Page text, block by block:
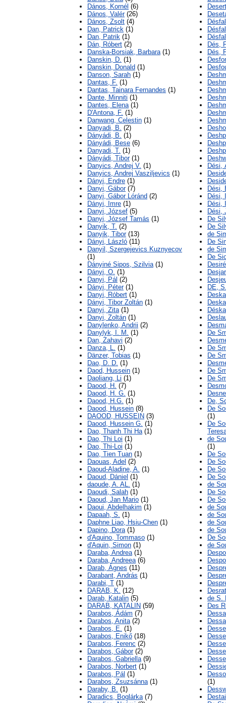
Dános, Kornél (6)
Dános, Valér(26)
Dános, Zsolt (4)
Dan, Patrick (1)
Dan, Patrik (1)
Dán, Róbert (2)
Danska-Borsiak, Barbara(1)
Danskin, D. (1)
Danskin, Donald (1)
Danson, Sarah (1)
Dantas, F. (1)
Dantas, Tainara Fernandes (1)
Dante, Minniti (1)
Dantes, Elena(1)
D'Antona, F. (1)
Danwang, Celestin (1)
Danyadi, B. (2)
Dányádi, B. (1)
Dányádi, Bese (6)
Danyadi, T. (1)
Dányádi, Tibor(1)
Danyics, Andrej V. (1)
Danyics, Andrej Vasziljevics (1)
Dányi, Endre (1)
Danyi, Gábor(7)
Danyi, Gábor Lóránd (2)
Dányi, Imre (1)
Danyi, József (5)
Danyi, József Tamás (1)
Danyik, T. (2)
Danyik, Tibor(13)
Dányi, László (11)
Danyil, Szergejevics Kuznyecov
(1)
Dányiné Sipos, Szilvia(1)
Dányi, O. (1)
Danyi, Pál (2)
Dányi, Péter(1)
Danyi, Róbert (1)
Dányi, Tibor Zoltán (1)
Danyi, Zita(1)
Danyi, Zoltán (1)
Danylenko, Andrii (2)
Danylyk, I. M. (1)
Dan, Zahavi (2)
Danza, L. (1)
Dänzer, Tobias (1)
Dao, D. D. (1)
Daod, Hussein (1)
Daoliang, Li (1)
Daood, H. (7)
Daood, H. G. (1)
Daood, H.G. (1)
Daood, Hussein (8)
DAOOD, HUSSEIN (3)
Daood, Hussein G. (1)
Dao, Thanh Thi Ha(1)
Dao, Thi Loi (1)
Dao, Thi-Loi (1)
Dao, Tien Tuan (1)
Daouas, Adel (2)
Daoud-Aladine, A. (1)
Daoud, Dániel (1)
daoude, A. AL. (1)
Daoudi, Salah (1)
Daoud, Jan Mario (1)
Daoui, Abdelhakim (1)
Dapaah, S. (1)
Daphne Liao, Hsiu-Chen (1)
Dapino, Dora(1)
d'Aquino, Tommaso (1)
d'Aquin, Simon (1)
Daraba, Andrea(1)
Daraba, Andreea(6)
Darab, Ágnes (11)
Darabant, András (1)
Darabi, T (1)
DARAB, K. (12)
Darab, Katalin (5)
DARAB, KATALIN (59)
Darabos, Ádám (7)
Darabos, Anita(2)
Darabos, E. (1)
Darabos, Enikő (18)
Darabos, Ferenc (2)
Darabos, Gábor(2)
Darabos, Gabriella(9)
Darabos, Norbert (1)
Darabos, Pál (1)
Darabos, Zsuzsánna(1)
Daraby, B. (1)
Daradics, Boglárka(7)
Dés,
Dés,
Dési,
Dési,
Dési,
Dési,
Dési,
De
De
de
De
de
De
DE,
De
De
De
De
De
De,
De
(1)
De
de
(1)
De
De
De
De
de
De
De
de
de
de
de
De
de
de S.
Des
(1)